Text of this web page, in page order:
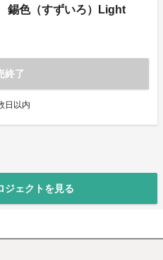
錫色（すずいろ）Light
終了
日以内
ジェクトを見る